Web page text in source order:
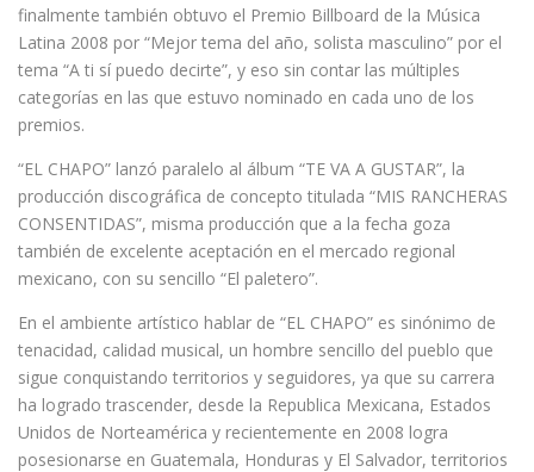
finalmente también obtuvo el Premio Billboard de la Música
Latina 2008 por “Mejor tema del año, solista masculino” por el
tema “A ti sí puedo decirte”, y eso sin contar las múltiples
categorías en las que estuvo nominado en cada uno de los
premios.
“EL CHAPO” lanzó paralelo al álbum “TE VA A GUSTAR”, la
producción discográfica de concepto titulada “MIS RANCHERAS
CONSENTIDAS”, misma producción que a la fecha goza
también de excelente aceptación en el mercado regional
mexicano, con su sencillo “El paletero”.
En el ambiente artístico hablar de “EL CHAPO” es sinónimo de
tenacidad, calidad musical, un hombre sencillo del pueblo que
sigue conquistando territorios y seguidores, ya que su carrera
ha logrado trascender, desde la Republica Mexicana, Estados
Unidos de Norteamérica y recientemente en 2008 logra
posesionarse en Guatemala, Honduras y El Salvador, territorios